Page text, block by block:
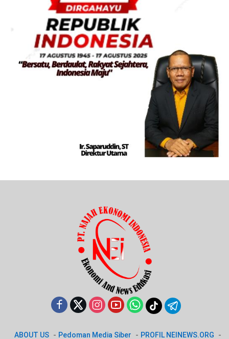
ABOUT US Pedoman Media Siber PROFIL NEINEWS.ORG